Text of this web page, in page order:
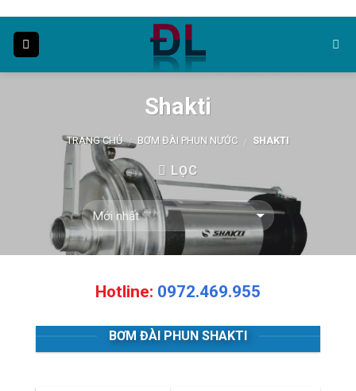
content
Shakti
TRANG CHỦ / BƠM ĐÀI PHUN NƯỚC / SHAKTI
LỌC
Hotline: 0972.469.955
BƠM ĐÀI PHUN SHAKTI